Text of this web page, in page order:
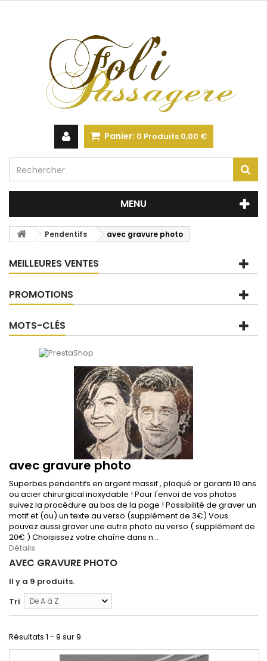
Panier: 0 Produits 0,00 €
MENU
Pendentifs avec gravure photo
MEILLEURES VENTES
PROMOTIONS
MOTS-CLÉS
avec gravure photo
Superbes pendentifs en argent massif , plaqué or garanti 10 ans
ou acier chirurgical inoxydable ! Pour l'envoi de vos photos
suivez la procédure au bas de la page ! Possibilité de graver un
motif et (ou) un texte au verso (supplément de 3€) Vous
pouvez aussi graver une autre photo au verso ( supplément de
20€ ) Choisissez votre chaîne dans n...
Détails
AVEC GRAVURE PHOTO
Il y a 9 produits.
Tri
De A à Z
Résultats 1 - 9 sur 9.